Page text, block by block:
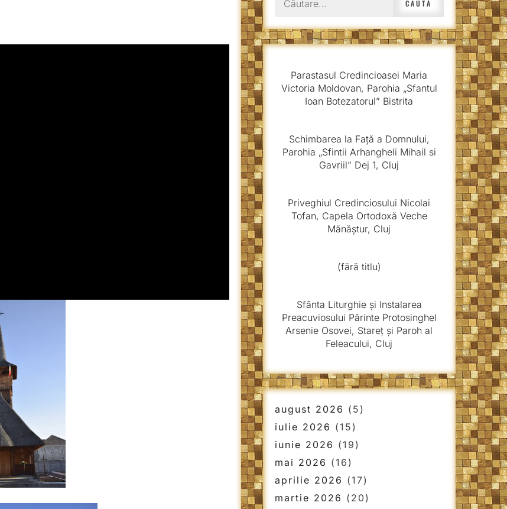
după:
Parastasul Credincioasei Maria
Victoria Moldovan, Parohia „Sfantul
Ioan Botezatorul” Bistrita
Schimbarea la Față a Domnului,
Parohia „Sfintii Arhangheli Mihail si
Gavriil” Dej 1, Cluj
Priveghiul Credinciosului Nicolai
Tofan, Capela Ortodoxă Veche
Mănăștur, Cluj
(fără titlu)
Sfânta Liturghie și Instalarea
Preacuviosului Părinte Protosinghel
Arsenie Osovei, Stareț și Paroh al
Feleacului, Cluj
august 2026 (5)
iulie 2026 (15)
iunie 2026 (19)
mai 2026 (16)
aprilie 2026 (17)
martie 2026 (20)